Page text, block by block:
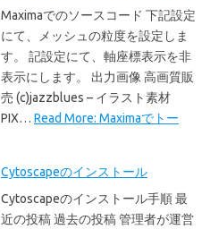
Maximaでのソースコード 下記設定
にて、メッシュの粒度を設定しま
す。 記設定にて、軸座標表示を非
表示にします。 出力画像 高画質販
売 (c)jazzblues – イラスト素材
PIX… Read More: Maximaでトー
Cytoscapeのインストール
Cytoscapeのインストール手順 最
近の投稿 過去の投稿 管理者が運営